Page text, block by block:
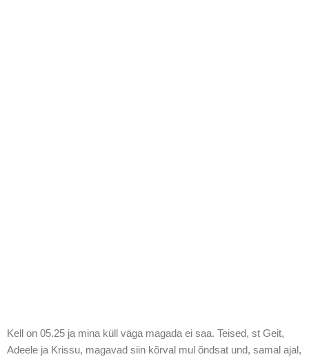
Kell on 05.25 ja mina küll väga magada ei saa. Teised, st Geit,
Adeele ja Krissu, magavad siin kõrval mul õndsat und, samal ajal,